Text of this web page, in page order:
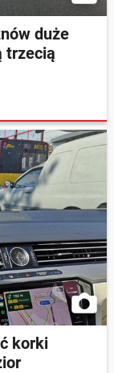
duże
trzecią
korki